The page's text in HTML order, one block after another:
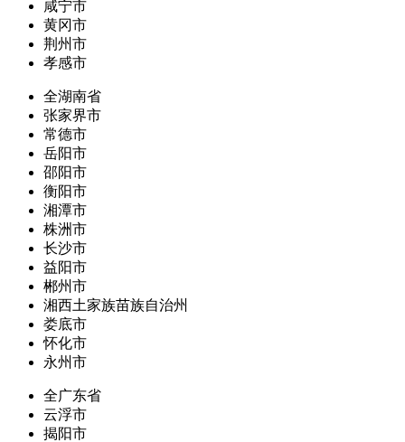
咸宁市
黄冈市
荆州市
孝感市
全湖南省
张家界市
常德市
岳阳市
邵阳市
衡阳市
湘潭市
株洲市
长沙市
益阳市
郴州市
湘西土家族苗族自治州
娄底市
怀化市
永州市
全广东省
云浮市
揭阳市